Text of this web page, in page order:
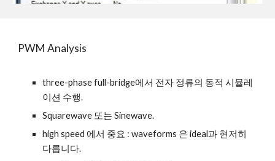
PWM Analysis
three-phase full-bridge에서 전자 정류의 동적 시뮬레
이션 수행.
Squarewave 또는 Sinewave.
high speed 에서 중요 : waveforms 은 ideal과 현저히
다릅니다.